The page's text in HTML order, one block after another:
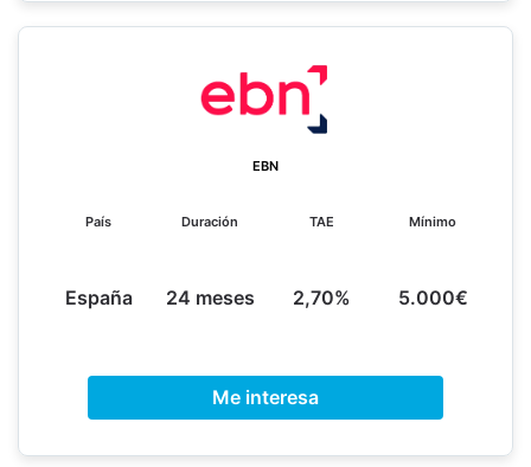
EBN
País
España
Duración
24 meses
TAE
2,70%
Mínimo
5.000€
Me interesa